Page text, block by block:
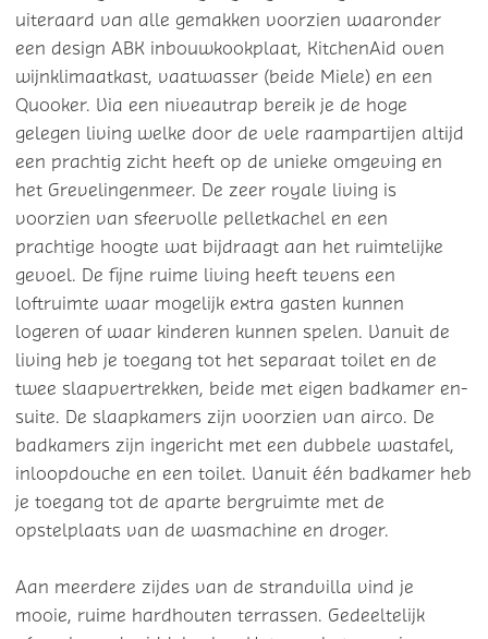
uiteraard van alle gemakken voorzien waaronder
een design ABK inbouwkookplaat, KitchenAid oven
wijnklimaatkast, vaatwasser (beide Miele) en een
Quooker. Via een niveautrap bereik je de hoge
gelegen living welke door de vele raampartijen altijd
een prachtig zicht heeft op de unieke omgeving en
het Grevelingenmeer. De zeer royale living is
voorzien van sfeervolle pelletkachel en een
prachtige hoogte wat bijdraagt aan het ruimtelijke
gevoel. De fijne ruime living heeft tevens een
loftruimte waar mogelijk extra gasten kunnen
logeren of waar kinderen kunnen spelen. Vanuit de
living heb je toegang tot het separaat toilet en de
twee slaapvertrekken, beide met eigen badkamer en-
suite. De slaapkamers zijn voorzien van airco. De
badkamers zijn ingericht met een dubbele wastafel,
inloopdouche en een toilet. Vanuit één badkamer heb
je toegang tot de aparte bergruimte met de
opstelplaats van de wasmachine en droger.
Aan meerdere zijdes van de strandvilla vind je
mooie, ruime hardhouten terrassen. Gedeeltelijk